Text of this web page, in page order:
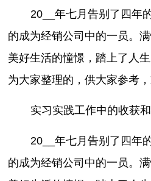
20__年七月告别了四年
的成为经销公司中的一员。
美好生活的憧憬，踏上了人
为大家整理的，供大家参考
实习实践工作中的收获
20__年七月告别了四年
的成为经销公司中的一员。